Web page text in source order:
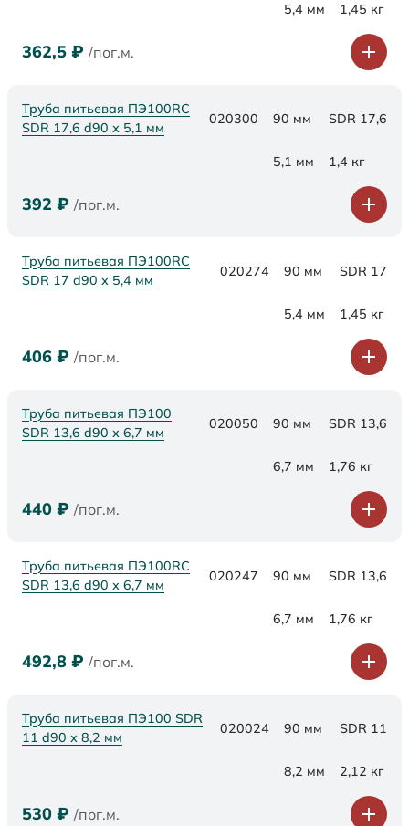
5,4 мм 1,45 кг
362,5 ₽ /пог.м.
Труба питьевая ПЭ100RC
SDR 17,6 d90 х 5,1 мм
020300 90 мм SDR 17,6
5,1 мм 1,4 кг
392 ₽ /пог.м.
Труба питьевая ПЭ100RC
SDR 17 d90 х 5,4 мм
020274 90 мм SDR 17
5,4 мм 1,45 кг
406 ₽ /пог.м.
Труба питьевая ПЭ100
SDR 13,6 d90 х 6,7 мм
020050 90 мм SDR 13,6
6,7 мм 1,76 кг
440 ₽ /пог.м.
Труба питьевая ПЭ100RC
SDR 13,6 d90 х 6,7 мм
020247 90 мм SDR 13,6
6,7 мм 1,76 кг
492,8 ₽ /пог.м.
Труба питьевая ПЭ100 SDR
11 d90 х 8,2 мм
020024 90 мм SDR 11
8,2 мм 2,12 кг
530 ₽ /пог.м.